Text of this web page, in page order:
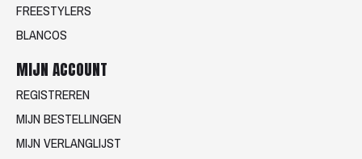
FREESTYLERS
BLANCOS
MIJN ACCOUNT
REGISTREREN
MIJN BESTELLINGEN
MIJN VERLANGLIJST